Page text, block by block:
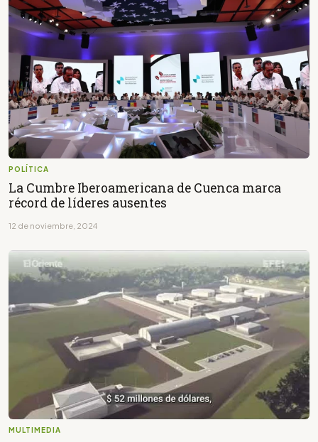
POLÍTICA
La Cumbre Iberoamericana de Cuenca marca
récord de líderes ausentes
12 de noviembre, 2024
MULTIMEDIA